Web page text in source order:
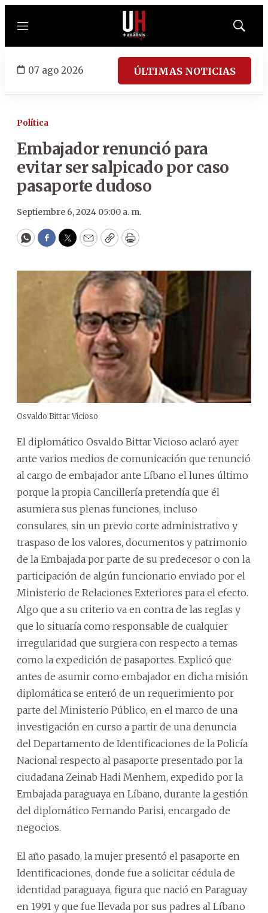
Menú
Mostrar
07 ago 2026 ÚLTIMAS NOTICIAS
Política
Embajador renunció para
evitar ser salpicado por caso
pasaporte dudoso
Septiembre 6, 2024 05:00 a. m.
WhatsApp
Facebook
Twitter
EmailCopyPrint
Osvaldo Bittar Vicioso
El diplomático Osvaldo Bittar Vicioso aclaró ayer
ante varios medios de comunicación que renunció
al cargo de embajador ante Líbano el lunes último
porque la propia Cancillería pretendía que él
asumiera sus plenas funciones, incluso
consulares, sin un previo corte administrativo y
traspaso de los valores, documentos y patrimonio
de la Embajada por parte de su predecesor o con la
participación de algún funcionario enviado por el
Ministerio de Relaciones Exteriores para el efecto.
Algo que a su criterio va en contra de las reglas y
que lo situaría como responsable de cualquier
irregularidad que surgiera con respecto a temas
como la expedición de pasaportes. Explicó que
antes de asumir como embajador en dicha misión
diplomática se enteró de un requerimiento por
parte del Ministerio Público, en el marco de una
investigación en curso a partir de una denuncia
del Departamento de Identificaciones de la Policía
Nacional respecto al pasaporte presentado por la
ciudadana Zeinab Hadi Menhem, expedido por la
Embajada paraguaya en Líbano, durante la gestión
del diplomático Fernando Parisi, encargado de
negocios.
El año pasado, la mujer presentó el pasaporte en
Identificaciones, donde fue a solicitar cédula de
identidad paraguaya, figura que nació en Paraguay
en 1991 y que fue llevada por sus padres al Líbano